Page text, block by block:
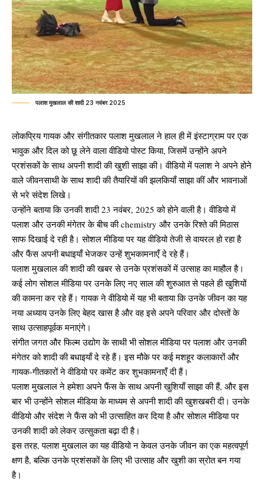
पलाश मुखलाल की शादी 23 नवंबर 2025
लोकप्रिय गायक और संगीतकार पलाश मुखलाल ने हाल ही में इंस्टाग्राम पर एक
भावुक और दिल को छू लेने वाला वीडियो पोस्ट किया, जिसमें उन्होंने अपने
प्रशंसकों के साथ अपनी शादी की खुशी साझा की। वीडियो में पलाश ने अपने होने
वाले जीवनसाथी के साथ शादी की तैयारियों की झलकियाँ साझा कीं और भावनाओं
से भरे संदेश लिखे।
उन्होंने बताया कि उनकी शादी 23 नवंबर, 2025 को होने वाली है। वीडियो में
पलाश और उनकी मंगेतर के बीच की chemistry और उनके रिश्ते की मिठास
साफ दिखाई दे रही है। सोशल मीडिया पर यह वीडियो तेजी से वायरल हो रहा है
और फैंस अपनी बधाइयाँ भेजकर उन्हें शुभकामनाएँ दे रहे हैं।
पलाश मुखलाल की शादी की खबर से उनके प्रशंसकों में उत्साह का माहौल है।
कई लोग सोशल मीडिया पर उनके लिए नए साल की शुरुआत से पहले ही खुशियों
की कामना कर रहे हैं। गायक ने वीडियो में यह भी बताया कि उनके जीवन का यह
नया अध्याय उनके लिए बेहद खास है और वह इसे अपने परिवार और दोस्तों के
साथ उत्साहपूर्वक मनाएंगे।
संगीत जगत और फिल्म उद्योग के साथी भी सोशल मीडिया पर पलाश और उनकी
मंगेतर को शादी की बधाइयाँ दे रहे हैं। इस मौके पर कई मशहूर कलाकारों और
गायक-गीतकारों ने वीडियो पर कमेंट कर शुभकामनाएँ दी हैं।
पलाश मुखलाल ने हमेशा अपने फैंस के साथ अपनी खुशियाँ साझा की हैं, और इस
बार भी उन्होंने सोशल मीडिया के माध्यम से अपनी शादी की खुशखबरी दी। उनके
वीडियो और संदेश ने फैंस को भी उत्साहित कर दिया है और सोशल मीडिया पर
उनकी शादी को लेकर उत्सुकता बढ़ा दी है।
इस तरह, पलाश मुखलाल का यह वीडियो न केवल उनके जीवन का एक महत्वपूर्ण
क्षण है, बल्कि उनके प्रशंसकों के लिए भी उत्साह और खुशी का स्रोत बन गया
है।